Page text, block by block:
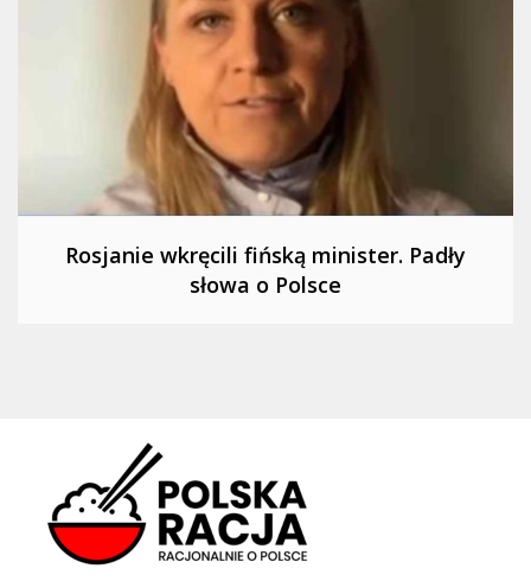
Rosjanie wkręcili fińską minister. Padły
słowa o Polsce